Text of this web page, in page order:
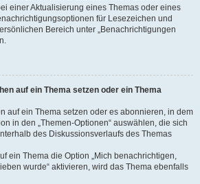
einer Aktualisierung eines Themas oder eines
für Lesezeichen und
Bereich unter „Benachrichtigungen
auf ein Thema setzen oder ein Thema
auf ein Thema setzen oder es abonnieren, in dem
in den „Themen-Optionen“ auswählen, die sich
des Diskussionsverlaufs des Themas
ein Thema die Option „Mich benachrichtigen,
wurde“ aktivieren, wird das Thema ebenfalls